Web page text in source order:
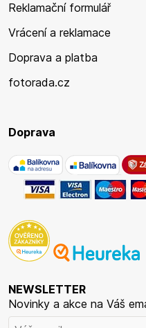
Reklamační formulář
Vrácení a reklamace
Doprava a platba
fotorada.cz
Doprava
NEWSLETTER
Novinky a akce na Váš